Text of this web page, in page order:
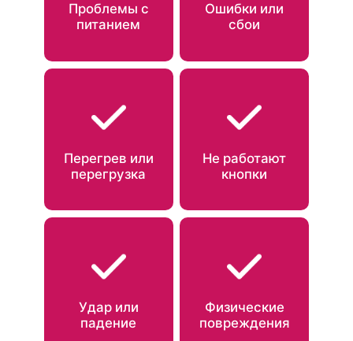
Проблемы с
питанием
Ошибки или
сбои
Перегрев или
перегрузка
Не работают
кнопки
Удар или
падение
Физические
повреждения